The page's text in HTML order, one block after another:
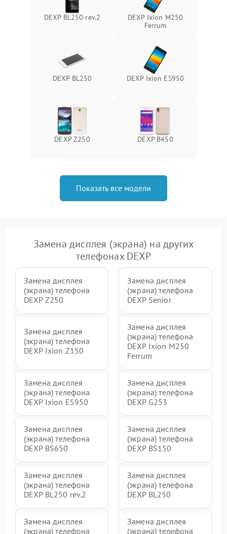
DEXP BL250 rev.2
DEXP Ixion M250
Ferrum
DEXP BL250 DEXP Ixion ES950
DEXP Z250 DEXP B450
Показать все модели
Замена дисплея (экрана) на других
телефонах DEXP
Замена дисплея
(экрана) телефона
DEXP Z250
Замена дисплея
(экрана) телефона
DEXP Senior
Замена дисплея
(экрана) телефона
DEXP Ixion Z150
Замена дисплея
(экрана) телефона
DEXP Ixion M250
Ferrum
Замена дисплея
(экрана) телефона
DEXP Ixion ES950
Замена дисплея
(экрана) телефона
DEXP G253
Замена дисплея
(экрана) телефона
DEXP BS650
Замена дисплея
(экрана) телефона
DEXP BS150
Замена дисплея
(экрана) телефона
DEXP BL250 rev.2
Замена дисплея
(экрана) телефона
DEXP BL250
Замена дисплея
(экрана) телефона
Замена дисплея
(экрана) телефона